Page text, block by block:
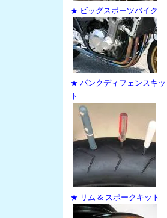
★ ビッグスポーツバイク
★ パンクディフェンスキッ
ト
★ リム & スポークキット